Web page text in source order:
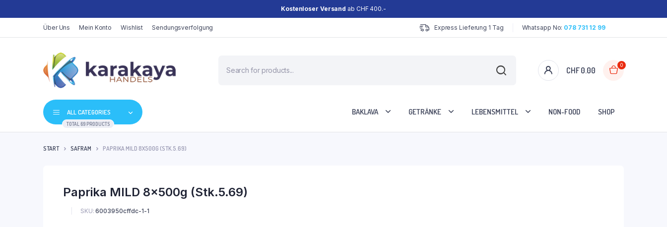
Kostenloser Versand ab CHF 400.-
Über Uns Mein Konto Wishlist Sendungsverfolgung Express Lieferung 1 Tag Whatsapp No: 078 731 12 99
search
CHF0.00
0
ALL CATEGORIES
TOTAL 69 PRODUCTS
BAKLAVA GETRÄNKE LEBENSMITTEL NON-FOOD SHOP
START SAFRAM PAPRIKA MILD 8X500G (STK.5.69)
Paprika MILD 8x500g (Stk.5.69)
SKU: 6003950cffdc-1-1